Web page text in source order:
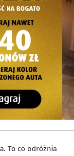
To co odróżnia